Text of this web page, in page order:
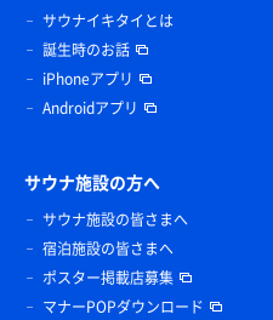
サウナイキタイとは
誕生時のお話
iPhoneアプリ
Androidアプリ
サウナ施設の方へ
サウナ施設の皆さまへ
宿泊施設の皆さまへ
ポスター掲載店募集
マナーPOPダウンロード